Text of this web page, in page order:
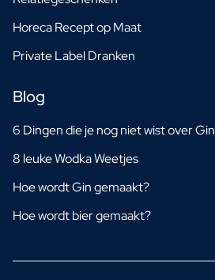
Horeca Recept op Maat
Private Label Dranken
Blog
6 Dingen die je nog niet wist over Gin
8 leuke Wodka Weetjes
Hoe wordt Gin gemaakt?
Hoe wordt bier gemaakt?